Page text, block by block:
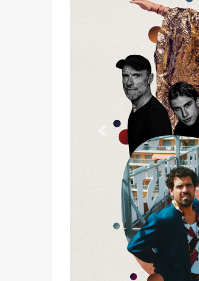
De la musique live
Du 31 octobre au 21
festival à Ajaccio.
À quelques minutes de
1200 m2 dédié au tournage,
Bénéficiant d’un haut
d’espaces entièrement
plateaux de tournage
restauration, et un espace
Festival live